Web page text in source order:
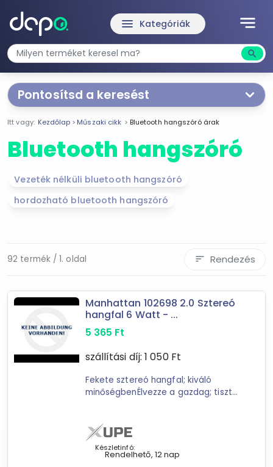
notes
menu Kategóriák
search
Pontosítsd a keresést
Segítünk a keresésben!
Válaszd ki a jellemzőketTe magad!
1 419 Ft
92találat
Mást is keresel? Válogass a Depo teljes
kínálatából!
Itt vagy: Kezdőlap Műszaki cikk Bluetooth hangszóró árak
Bluetooth hangszóró
Vezeték nélküli bluetooth hangszóró
hordozható bluetooth hangszóró
92 termék / 1. oldal sort Rendezés
Manhattan 102698 2.0 Sztereó
hangfal 6 Watt - ...
5 365 Ft
szállítási díj: 1 050Ft
Fekete sztereó hangfal; kiváló
minőségbenÉlvezze a gazdag; tiszta
hangfallal! Ez a hordozható
hangrendszer ...
Készletinfó:
Rendelhető, 12 nap